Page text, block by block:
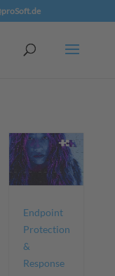
Endpoint
Protection
&
Response